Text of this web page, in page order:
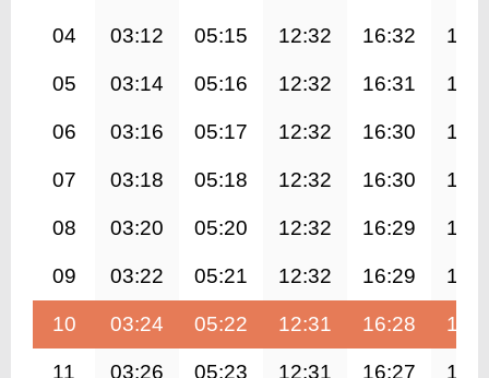
04 03:12 05:15 12:32 16:32
05 03:14 05:16 12:32 16:31
06 03:16 05:17 12:32 16:30
07 03:18 05:18 12:32 16:30
08 03:20 05:20 12:32 16:29
09 03:22 05:21 12:32 16:29
10 03:24 05:22 12:31 16:28
11 03:26 05:23 12:31 16:27